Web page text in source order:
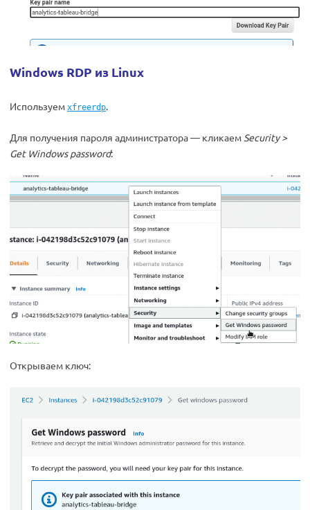
Windows RDP из Linux
Используем xfreerdp
Для получения пароля администратора — кликаем Security >
Get Windows password:
Открываем ключ: